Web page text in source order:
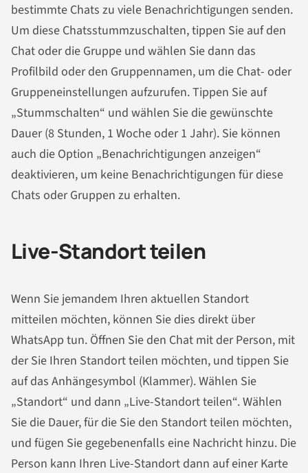
bestimmte Chats zu viele Benachrichtigungen senden.
Um diese Chatsstummzuschalten, tippen Sie auf den
Chat oder die Gruppe und wählen Sie dann das
Profilbild oder den Gruppennamen, um die Chat- oder
Gruppeneinstellungen aufzurufen. Tippen Sie auf
„Stummschalten“ und wählen Sie die gewünschte
Dauer (8 Stunden, 1 Woche oder 1 Jahr). Sie können
auch die Option „Benachrichtigungen anzeigen“
deaktivieren, um keine Benachrichtigungen für diese
Chats oder Gruppen zu erhalten.
Live-Standort teilen
Wenn Sie jemandem Ihren aktuellen Standort
mitteilen möchten, können Sie dies direkt über
WhatsApp tun. Öffnen Sie den Chat mit der Person, mit
der Sie Ihren Standort teilen möchten, und tippen Sie
auf das Anhängesymbol (Klammer). Wählen Sie
„Standort“ und dann „Live-Standort teilen“. Wählen
Sie die Dauer, für die Sie den Standort teilen möchten,
und fügen Sie gegebenenfalls eine Nachricht hinzu. Die
Person kann Ihren Live-Standort dann auf einer Karte